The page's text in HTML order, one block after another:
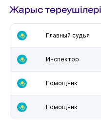
Жарыс төреушілері
Главный судья
Инспектор
Помощник
Помощник